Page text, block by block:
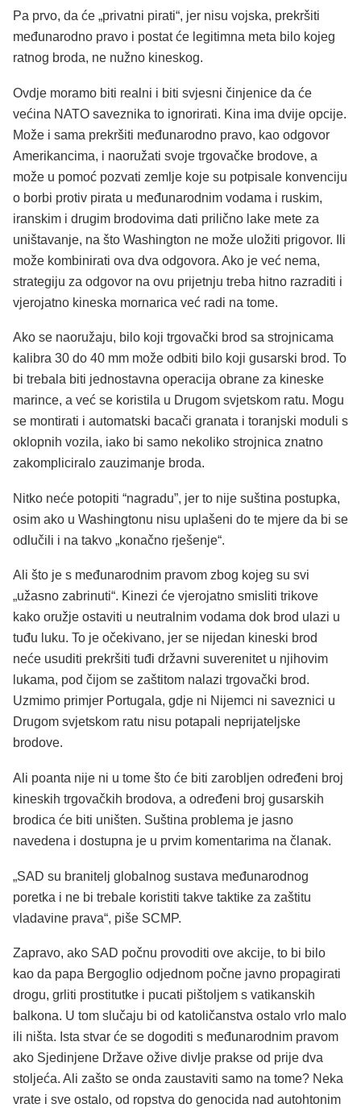
Pa prvo, da će „privatni pirati“, jer nisu vojska, prekršiti
međunarodno pravo i postat će legitimna meta bilo kojeg
ratnog broda, ne nužno kineskog.
Ovdje moramo biti realni i biti svjesni činjenice da će
većina NATO saveznika to ignorirati. Kina ima dvije opcije.
Može i sama prekršiti međunarodno pravo, kao odgovor
Amerikancima, i naoružati svoje trgovačke brodove, a
može u pomoć pozvati zemlje koje su potpisale konvenciju
o borbi protiv pirata u međunarodnim vodama i ruskim,
iranskim i drugim brodovima dati prilično lake mete za
uništavanje, na što Washington ne može uložiti prigovor. Ili
može kombinirati ova dva odgovora. Ako je već nema,
strategiju za odgovor na ovu prijetnju treba hitno razraditi i
vjerojatno kineska mornarica već radi na tome.
Ako se naoružaju, bilo koji trgovački brod sa strojnicama
kalibra 30 do 40 mm može odbiti bilo koji gusarski brod. To
bi trebala biti jednostavna operacija obrane za kineske
marince, a već se koristila u Drugom svjetskom ratu. Mogu
se montirati i automatski bacači granata i toranjski moduli s
oklopnih vozila, iako bi samo nekoliko strojnica znatno
zakompliciralo zauzimanje broda.
Nitko neće potopiti “nagradu”, jer to nije suština postupka,
osim ako u Washingtonu nisu uplašeni do te mjere da bi se
odlučili i na takvo „konačno rješenje“.
Ali što je s međunarodnim pravom zbog kojeg su svi
„užasno zabrinuti“. Kinezi će vjerojatno smisliti trikove
kako oružje ostaviti u neutralnim vodama dok brod ulazi u
tuđu luku. To je očekivano, jer se nijedan kineski brod
neće usuditi prekršiti tuđi državni suverenitet u njihovim
lukama, pod čijom se zaštitom nalazi trgovački brod.
Uzmimo primjer Portugala, gdje ni Nijemci ni saveznici u
Drugom svjetskom ratu nisu potapali neprijateljske
brodove.
Ali poanta nije ni u tome što će biti zarobljen određeni broj
kineskih trgovačkih brodova, a određeni broj gusarskih
brodica će biti uništen. Suština problema je jasno
navedena i dostupna je u prvim komentarima na članak.
„SAD su branitelj globalnog sustava međunarodnog
poretka i ne bi trebale koristiti takve taktike za zaštitu
vladavine prava“, piše SCMP.
Zapravo, ako SAD počnu provoditi ove akcije, to bi bilo
kao da papa Bergoglio odjednom počne javno propagirati
drogu, grliti prostitutke i pucati pištoljem s vatikanskih
balkona. U tom slučaju bi od katoličanstva ostalo vrlo malo
ili ništa. Ista stvar će se dogoditi s međunarodnim pravom
ako Sjedinjene Države ožive divlje prakse od prije dva
stoljeća. Ali zašto se onda zaustaviti samo na tome? Neka
vrate i sve ostalo, od ropstva do genocida nad autohtonim